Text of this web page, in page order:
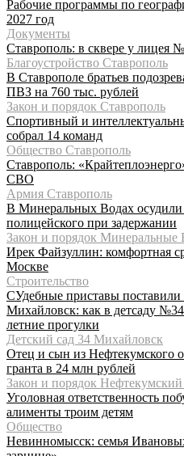
Рабочие программы по
2027 год
Документы
Ставрополь: в сквере у лицея
Благоустройство Ставрополь
В Ставрополе братьев
ПВЗ на 760 тыс. рублей
Закон и порядок Ставрополь
Спортивный и
собрал 14 команд
Общество Ставрополь
Ставрополь:
СВО
Армия Ставрополь
В Минеральных Водах осудили
полицейского при задержании
Закон и порядок Минеральные
Ирек Файзуллин: комфортная
Москве
Строительство
СУдебные приставы поставили
Михайловск: как в детсаду
летние прогулки
Детский сад 34 Михайловск
Отец и сын из Нефтекумского
гранта в 24 млн рублей
Закон и порядок Нефтекумский
Уголовная ответственность
алименты троим детям
Общество
Невинномысск: семья